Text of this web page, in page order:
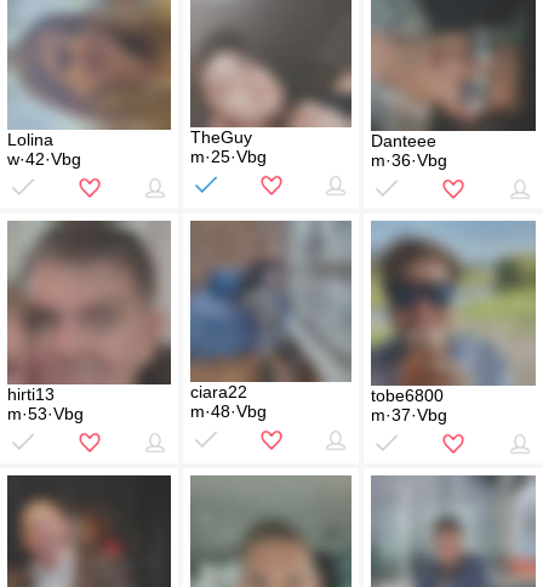
Lolina
w·42·Vbg
TheGuy
m·25·Vbg
Danteee
m·36·Vbg
hirti13
m·53·Vbg
ciara22
m·48·Vbg
tobe6800
m·37·Vbg